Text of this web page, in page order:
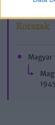
Korszak